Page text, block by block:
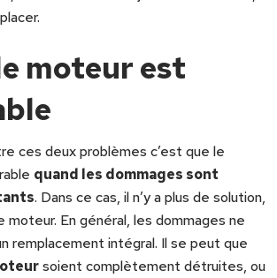
moteur est
ces deux problèmes c’est que le
quand les dommages sont
. Dans ce cas, il n’y a plus de solution,
moteur. En général, les dommages ne
remplacement intégral. Il se peut que
soient complètement détruites, ou